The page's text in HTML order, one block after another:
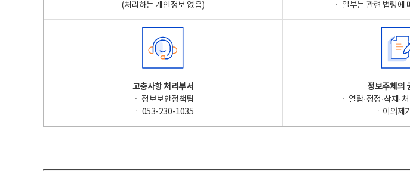
(처리하는 개인정보 없음)
ㆍ 일부는 관련 법령에
고충사항 처리부서
ㆍ 정보보안정책팀
ㆍ 053-230-1035
정보주체의
ㆍ 열람·정정·삭제·
ㆍ이의제